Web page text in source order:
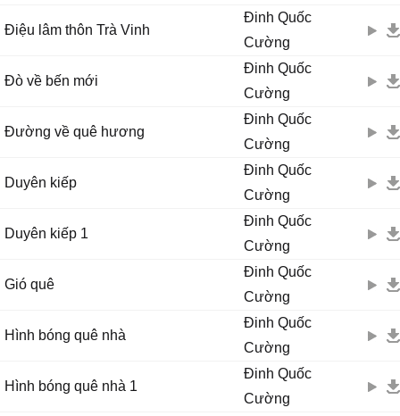
Điệu lâm thôn Trà Vinh
Đinh Quốc
Cường
Đò về bến mới
Đinh Quốc
Cường
Đường về quê hương
Đinh Quốc
Cường
Duyên kiếp
Đinh Quốc
Cường
Duyên kiếp 1
Đinh Quốc
Cường
Gió quê
Đinh Quốc
Cường
Hình bóng quê nhà
Đinh Quốc
Cường
Hình bóng quê nhà 1
Đinh Quốc
Cường